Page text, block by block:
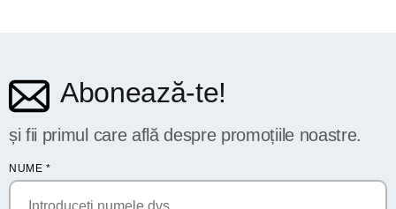
Abonează-te!
și fii primul care află despre promoțiile noastre.
NUME *